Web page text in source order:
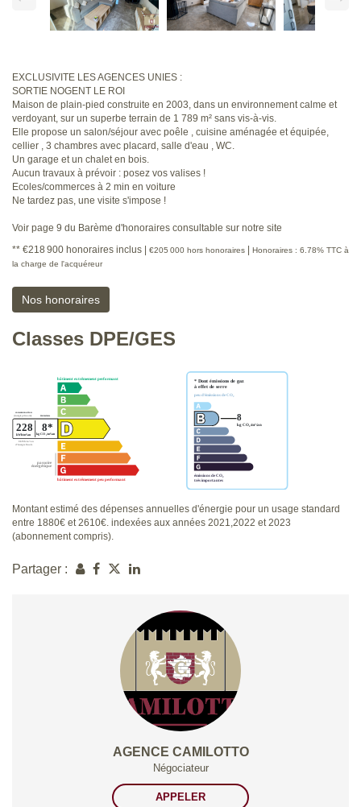
EXCLUSIVITE LES AGENCES UNIES :
SORTIE NOGENT LE ROI
Maison de plain-pied construite en 2003, dans un environnement calme et
verdoyant, sur un superbe terrain de 1 789 m² sans vis-à-vis.
Elle propose un salon/séjour avec poêle , cuisine aménagée et équipée,
cellier , 3 chambres avec placard, salle d'eau , WC.
Un garage et un chalet en bois.
Aucun travaux à prévoir : posez vos valises !
Ecoles/commerces à 2 min en voiture
Ne tardez pas, une visite s'impose !
Voir page 9 du Barème d'honoraires consultable sur notre site
** €218 900 honoraires inclus €205 000 hors honoraires
Honoraires : 6.78% TTC à
la charge de l'acquéreur
Nos honoraires
Classes DPE/GES
Montant estimé des dépenses annuelles d'énergie pour un usage standard
entre 1880€ et 2610€. indexées aux années 2021,2022 et 2023
(abonnement compris).
Partager :
AGENCE CAMILOTTO
Négociateur
APPELER